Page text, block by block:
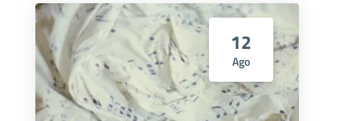
12
Ago